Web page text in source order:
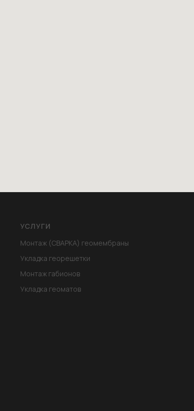
УСЛУГИ
Монтаж (СВАРКА) геомембраны
Укладка георешетки
Монтаж габионов
Укладка геоматов